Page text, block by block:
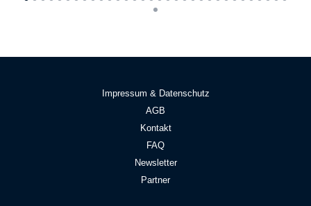
Impressum & Datenschutz
AGB
Kontakt
FAQ
Newsletter
Partner